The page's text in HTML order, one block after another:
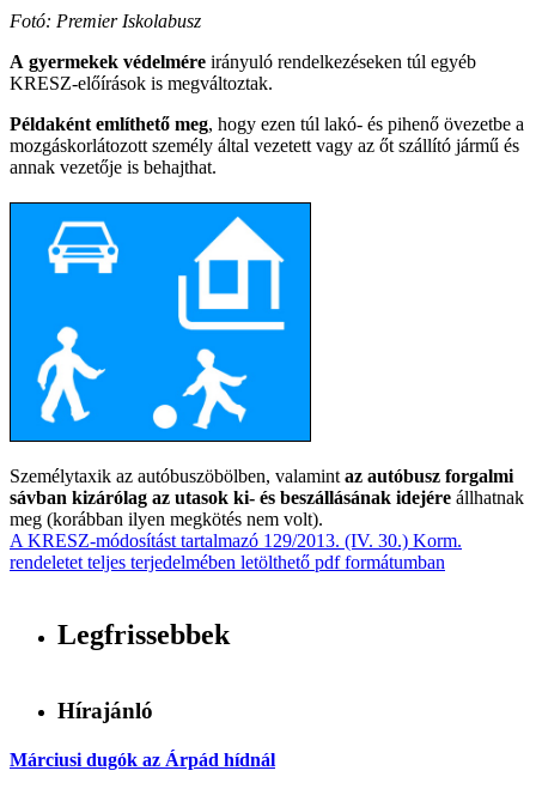
Fotó: Premier Iskolabusz
A gyermekek védelmére irányuló rendelkezéseken túl egyéb
KRESZ-előírások is megváltoztak.
Példaként említhető meg, hogy ezen túl lakó- és pihenő övezetbe a
mozgáskorlátozott személy által vezetett vagy az őt szállító jármű és
annak vezetője is behajthat.
Személytaxik az autóbuszöbölben, valamint az autóbusz forgalmi
sávban kizárólag az utasok ki- és beszállásának idejére állhatnak
meg (korábban ilyen megkötés nem volt).
A KRESZ-módosítást tartalmazó 129/2013. (IV. 30.) Korm.
rendeletet teljes terjedelmében letölthető pdf formátumban
Legfrissebbek
Hírajánló
Márciusi dugók az Árpád hídnál